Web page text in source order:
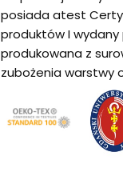
posiada atest
produktów I wydany
produkowana z
zubożenia warstwy